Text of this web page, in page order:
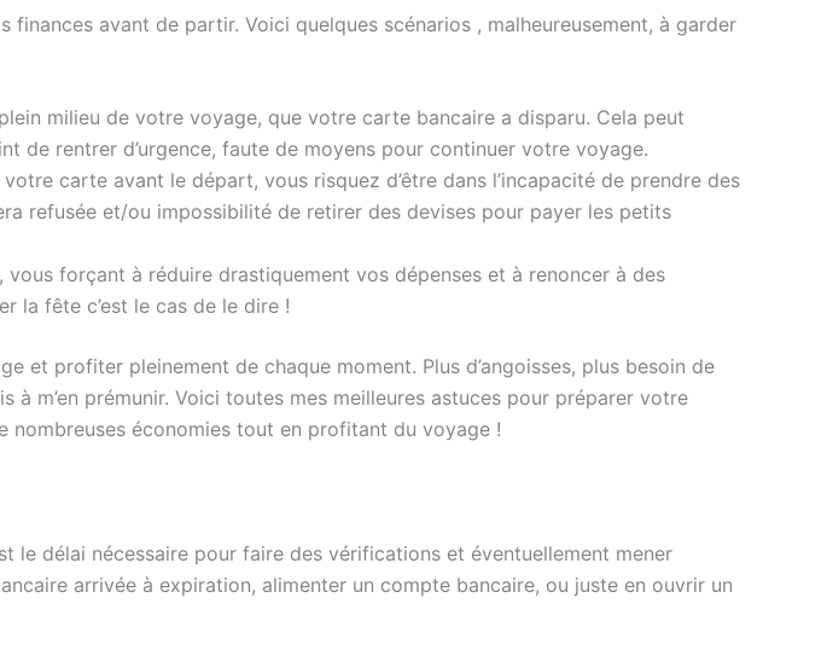
avant de partir. Voici quelques scénarios , malheureusement, à garder
milieu de votre voyage, que votre carte bancaire a disparu. Cela peut
de rentrer d’urgence, faute de moyens pour continuer votre voyage.
carte avant le départ, vous risquez d’être dans l’incapacité de prendre des
refusée et/ou impossibilité de retirer des devises pour payer les petits
vous forçant à réduire drastiquement vos dépenses et à renoncer à des
la fête c’est le cas de le dire !
et profiter pleinement de chaque moment. Plus d’angoisses, plus besoin de
à m’en prémunir. Voici toutes mes meilleures astuces pour préparer votre
économies tout en profitant du voyage !
le délai nécessaire pour faire des vérifications et éventuellement mener
arrivée à expiration, alimenter un compte bancaire, ou juste en ouvrir un